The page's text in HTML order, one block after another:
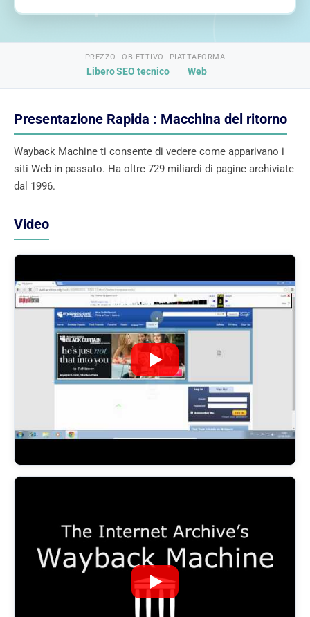
PREZZO
Libero
OBIETTIVO
SEO tecnico
PIATTAFORMA
Web
Presentazione Rapida : Macchina del ritorno
Wayback Machine ti consente di vedere come apparivano i
siti Web in passato. Ha oltre 729 miliardi di pagine archiviate
dal 1996.
Video